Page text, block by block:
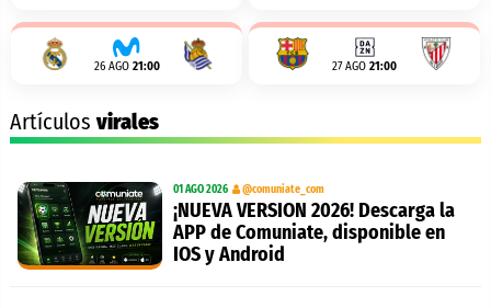
26 AGO 21:00 27 AGO 21:00
Artículosvirales
01 AGO 2026 @comuniate_com
¡NUEVA VERSION 2026! Descarga la
APP de Comuniate, disponible en
IOS y Android